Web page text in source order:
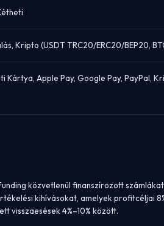
Kripto (USDT TRC20/ERC20/BEP20,
Kártya, Apple Pay, Google Pay, PayPal,
közvetlenül finanszírozott
kihívásokat, amelyek profitcéljai
visszaesések 4%–10% között.